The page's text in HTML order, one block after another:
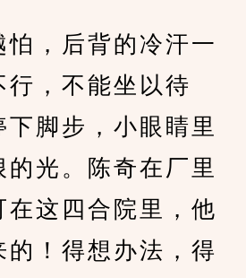
，后背的冷汗一
行，不能坐以待
脚步，小眼睛里
的光。陈奇在厂里
在这四合院里，他
的！得想办法，得